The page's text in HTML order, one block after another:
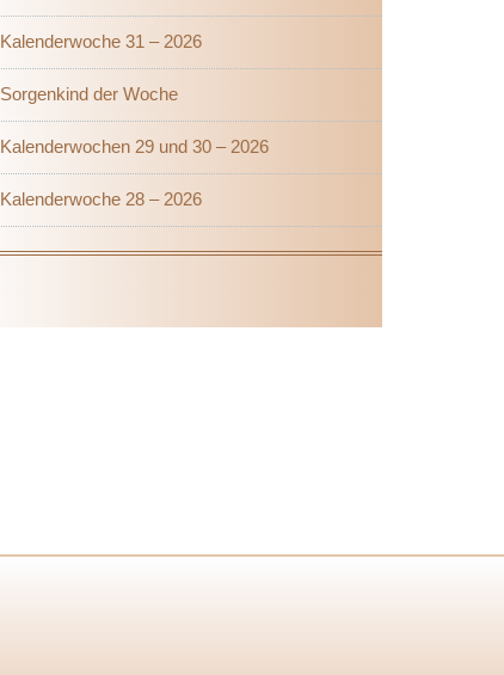
Kalenderwoche 31 – 2026
Sorgenkind der Woche
Kalenderwochen 29 und 30 – 2026
Kalenderwoche 28 – 2026